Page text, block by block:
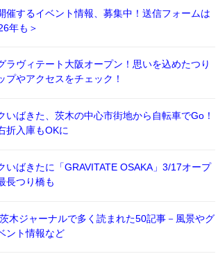
催するイベント情報、募集中！送信フォームは
年も＞
ラヴィテート大阪オープン！思いを込めたつり
プやアクセスをチェック！
いばきた、茨木の中心市街地から自転車でGo！
折入庫もOKに
いばきたに「GRAVITATE OSAKA」3/17オープ
長つり橋も
木ジャーナルで多く読まれた50記事－風景やグ
ント情報など